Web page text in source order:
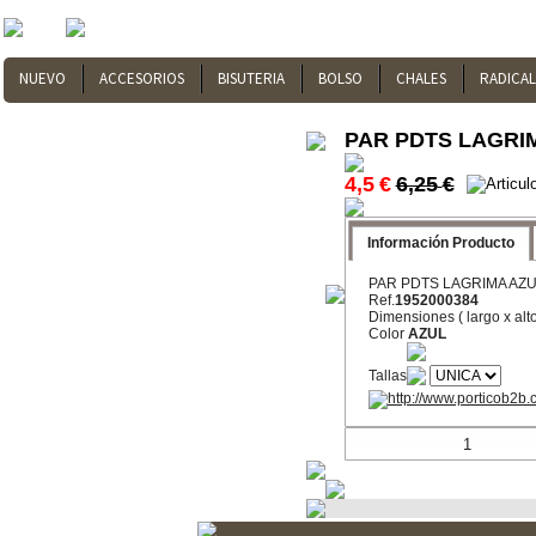
NUEVO ACCESORIOS BISUTERIA BOLSO CHALES
PAR PDTS
4,5 € 6,25 €
Información Producto
PAR PDTS LAGRIMA
Ref.1952000384
Dimensiones ( largo x
Color AZUL
Tallas